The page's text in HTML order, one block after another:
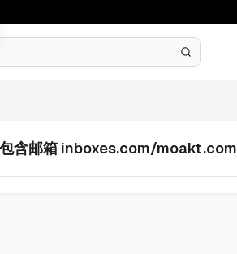
含邮箱 inboxes.com/moakt.com